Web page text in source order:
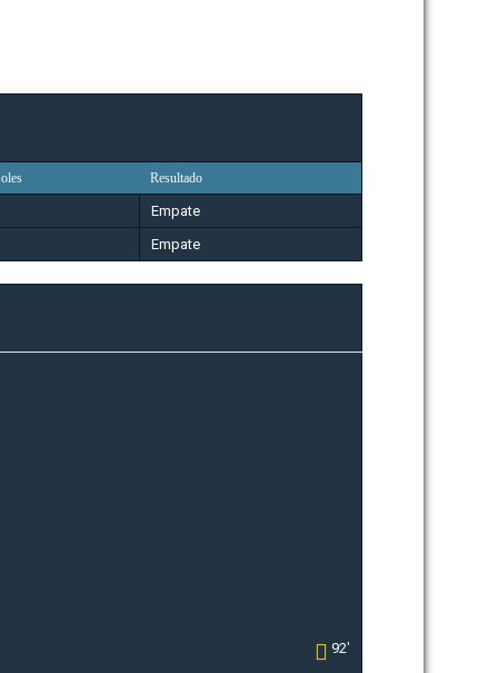
Resultado
Empate
Empate
92'